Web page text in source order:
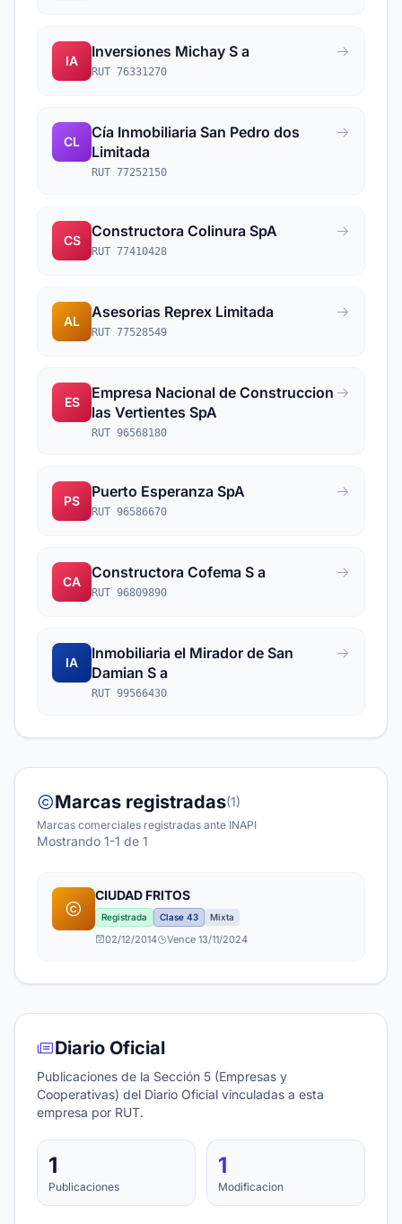
IA
Inversiones Michay S a
RUT 76331270
CL
Cía Inmobiliaria San Pedro dos
Limitada
RUT 77252150
CS
Constructora Colinura SpA
RUT 77410428
AL
Asesorias Reprex Limitada
RUT 77528549
ES
Empresa Nacional de Construccion
las Vertientes SpA
RUT 96568180
PS
Puerto Esperanza SpA
RUT 96586670
CA
Constructora Cofema S a
RUT 96809890
IA
Inmobiliaria el Mirador de San
Damian S a
RUT 99566430
Marcas registradas(1)
Marcas comerciales registradas ante INAPI
Mostrando 1-1 de 1
CIUDAD FRITOS
Registrada Clase 43 Mixta
02/12/2014 Vence 13/11/2024
Diario Oficial
Publicaciones de la Sección 5 (Empresas y
Cooperativas) del Diario Oficial vinculadas a esta
empresa por RUT.
1
Publicaciones
1
Modificacion